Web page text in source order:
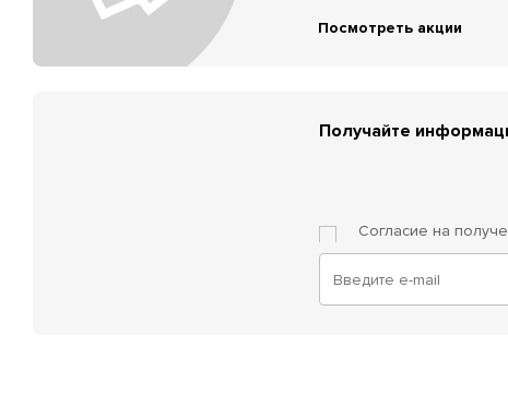
Посмотреть акции
Получайте
Согласие на